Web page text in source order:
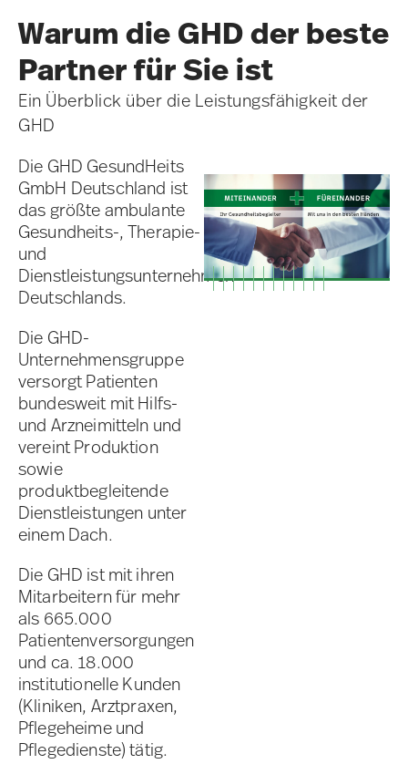
Warum die GHD der beste
Partner für Sie ist
Ein Überblick über die Leistungsfähigkeit der
GHD
Die GHD GesundHeits
GmbH Deutschland ist
das größte ambulante
Gesundheits-, Therapie-
und
Dienstleistungsunternehmen
Deutschlands.
Die GHD-
Unternehmensgruppe
versorgt Patienten
bundesweit mit Hilfs-
und Arzneimitteln und
vereint Produktion
sowie
produktbegleitende
Dienstleistungen unter
einem Dach.
Die GHD ist mit ihren
Mitarbeitern für mehr
als 665.000
Patientenversorgungen
und ca. 18.000
institutionelle Kunden
(Kliniken, Arztpraxen,
Pflegeheime und
Pflegedienste) tätig.